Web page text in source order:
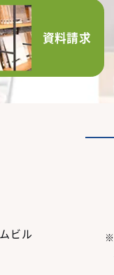
資料請求
ビル